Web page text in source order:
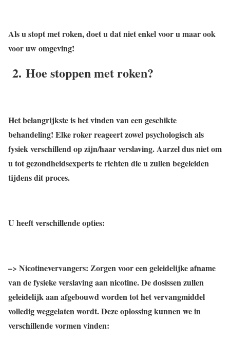
Als u stopt met roken, doet u dat niet enkel voor u maar ook
voor uw omgeving!
2. Hoe stoppen met roken?
Het belangrijkste is het vinden van een geschikte
behandeling! Elke roker reageert zowel psychologisch als
fysiek verschillend op zijn/haar verslaving. Aarzel dus niet om
u tot gezondheidsexperts te richten die u zullen begeleiden
tijdens dit proces.
U heeft verschillende opties:
–> Nicotinevervangers: Zorgen voor een geleidelijke afname
van de fysieke verslaving aan nicotine. De dosissen zullen
geleidelijk aan afgebouwd worden tot het vervangmiddel
volledig weggelaten wordt. Deze oplossing kunnen we in
verschillende vormen vinden: